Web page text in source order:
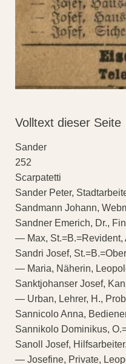
Volltext dieser Seite
Sander
252
Scarpatetti
Sander Peter,
Sandmann Johann,
Sandner Emerich, Dr.,
— Max, St.=B.=Revident,
Sandri Josef,
— Maria, Näherin,
Sanktjohanser Josef,
— Urban, Lehrer, H.,
Sannicolo Anna,
Sannikolo Dominikus,
Sanoll Josef,
— Josefine, Private,